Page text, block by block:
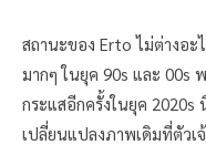
สถานะของ Erto ไม่ต่างอ
มากๆ ในยุค 90s และ 00s
กระแสอีกครั้งในยุค 2020s
เปลี่ยนแปลงภาพเดิมที่ตัวเ